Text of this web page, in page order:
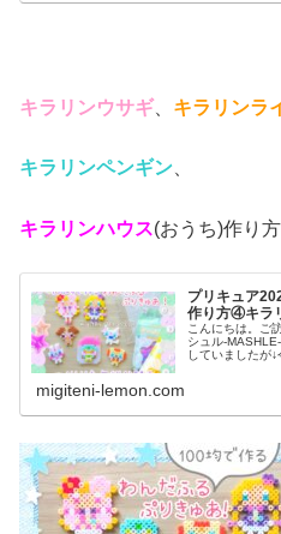
キラリンウサギ、 キラリンラ
キラリンペンギン
キラリンハウス(おうち)作り
プリキュア
作り方④キラ
こんにちは。ご
シュル-
していましたが
migiteni-lemon.com